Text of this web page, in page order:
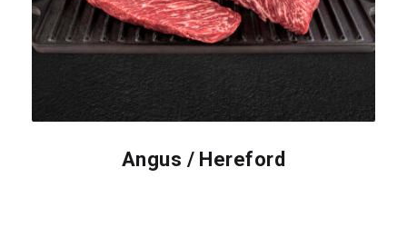
Angus / Hereford